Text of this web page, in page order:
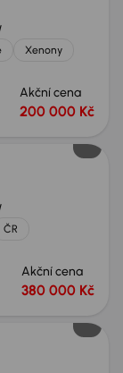
Xenony
Akční cena
200 000 Kč
ČR
Akční cena
380 000 Kč